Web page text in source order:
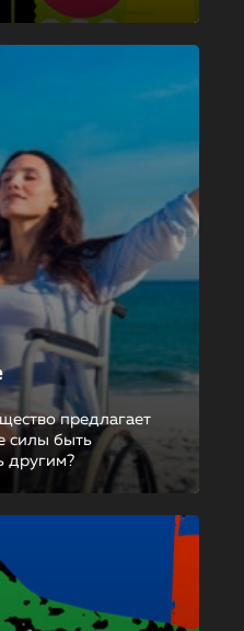
предлагает
силы быть
другим?